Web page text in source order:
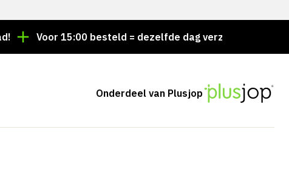
Voor 15:00 besteld = dezelfde dag verzonden
Onderdeel van Plusjop